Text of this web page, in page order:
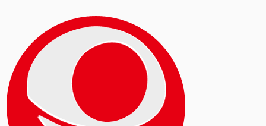
penghancuran.